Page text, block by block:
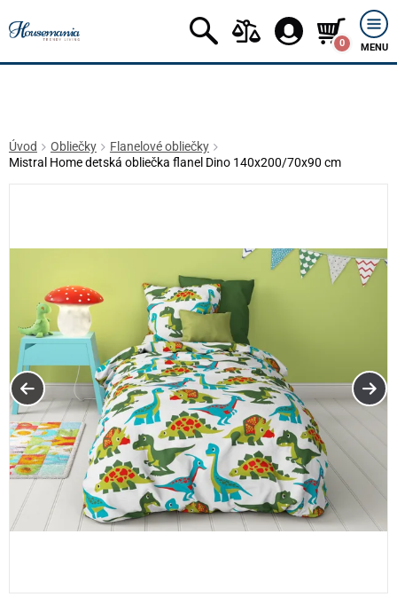
0 MENU
Úvod Obliečky
Flanelové obliečky
Mistral Home detská obliečka flanel Dino 140x200/70x90 cm